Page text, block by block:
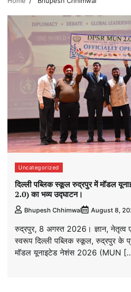
Uncategorized
दिल्ली पब्लिक स्कूल रुद्रपुर में मॉडल
2.0) का भव्य उद्घाटन।
Bhupesh Chhimwal August 8,
रुद्रपुर, 8 अगस्त 2026। ज्ञान, नेतृत्व
स्वरूप दिल्ली पब्लिक स्कूल, रुद्रपुर के
मॉडल यूनाइटेड नेशंस 2026 (MUN